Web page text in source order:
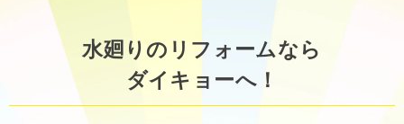
水廻りのリフォームなら
ダイキョーへ！